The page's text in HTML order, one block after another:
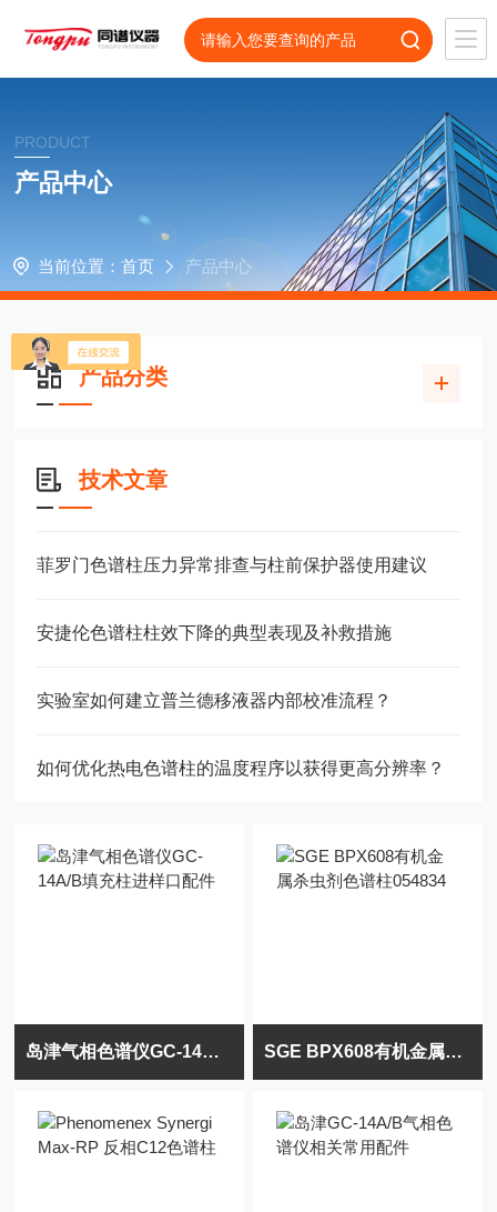
PRODUCT
产品中心
当前位置： 首页 产品中心
产品分类
技术文章
菲罗门色谱柱压力异常排查与柱前保护器使用建议
安捷伦色谱柱柱效下降的典型表现及补救措施
实验室如何建立普兰德移液器内部校准流程？
如何优化热电色谱柱的温度程序以获得更高分辨率？
岛津气相色谱仪GC-14A/B填充柱进样口配件 SGE BPX608有机金属杀虫剂色谱柱054834